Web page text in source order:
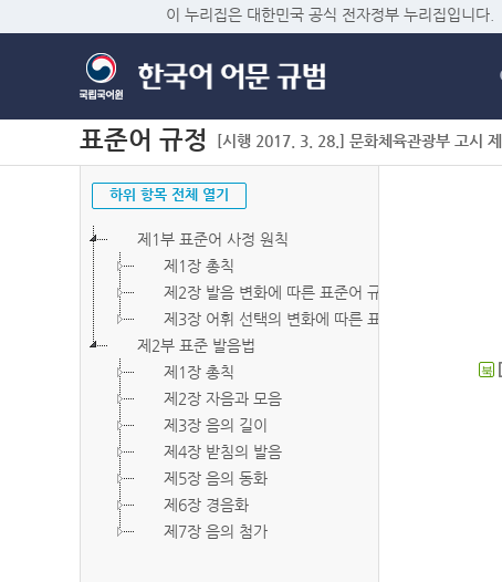
이 누리집은 대한민국 공식 전자정부 누리집입니다.
표준어 규정 [시행 2017. 3. 28.] 문화체육관광부 고시
하위 항목 전체 열기
제1부 표준어 사정 원칙
제1장 총칙
제2장 발음 변화에 따른 표준어 규정
제3장 어휘 선택의 변화에 따른 표준어 규정
제2부 표준 발음법
제1장 총칙
제2장 자음과 모음
제3장 음의 길이
제4장 받침의 발음
제5장 음의 동화
제6장 경음화
제7장 음의 첨가
북